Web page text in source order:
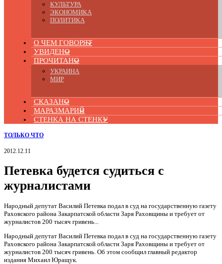
КУЛЬТУРА
ЭКОНОМИКА
ПОЛИТИКА
О ЧЕМ ГОВОРЯТ
УВИДЕНО
ПРОЧИТАНО
УКРАИНА
МИР
СКАЗАНО
МАРАЗМАРИЙ
СТЕНКА НА СТЕНКУ
ТОЛЬКО ЧТО
2012.12.11
Петевка будется судиться с
журналистами
Народный депутат Василий Петевка подал в суд на государственную газету
Раховского района Закарпатской области Заря Раховщины и требует от
журналистов 200 тысяч гривень...
Народный депутат Василий Петевка подал в суд на государственную газету
Раховского района Закарпатской области Заря Раховщины и требует от
журналистов 200 тысяч гривень. Об этом сообщил главный редактор
издания Михаил Юращук.